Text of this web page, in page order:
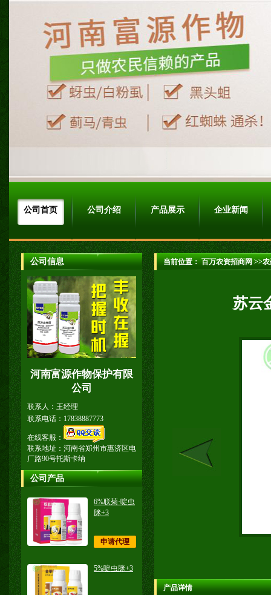
公司首页 公司介绍 产品展示 企业新闻
公司信息
河南富源作物保护有限
公司
联系人：王经理
联系电话：17838887773
在线客服：
联系地址：河南省郑州市惠济区电
厂路90号托斯卡纳
公司产品
6%联菊·啶虫
脒+3
申请代理
5%啶虫脒+3
当前位置：百万农资招商网>>农
苏云
产品详情